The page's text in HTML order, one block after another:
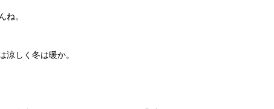
ね。
涼しく冬は暖か。